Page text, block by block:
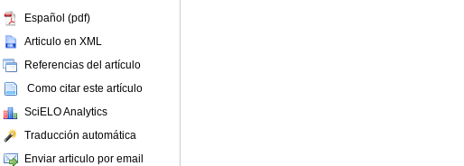
Español (pdf)
Articulo en XML
Referencias del artículo
Como citar este artículo
SciELO Analytics
Traducción automática
Enviar articulo por email